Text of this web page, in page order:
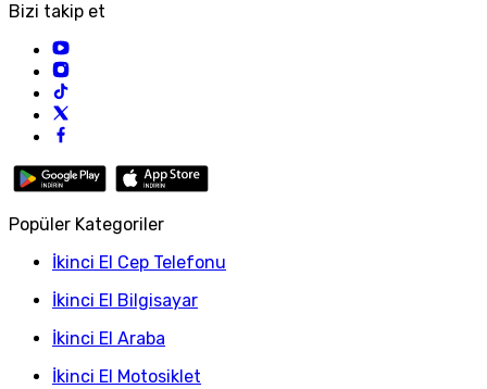
Bizi takip et
Popüler Kategoriler
İkinci El Cep Telefonu
İkinci El Bilgisayar
İkinci El Araba
İkinci El Motosiklet